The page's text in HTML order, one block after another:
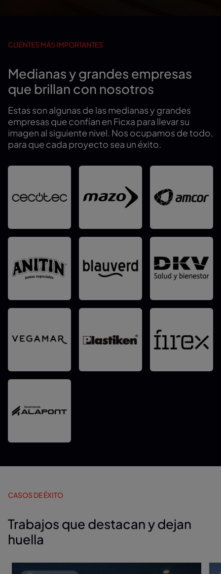
CLIENTES MÁS IMPORTANTES
Medianas y grandes empresas
que brillan con nosotros
Estas son algunas de las medianas y grandes
empresas que confían en Ficxa para llevar su
imagen al siguiente nivel. Nos ocupamos de todo,
para que cada proyecto sea un éxito.
CASOS DE ÉXITO
Trabajos que destacan y dejan
huella